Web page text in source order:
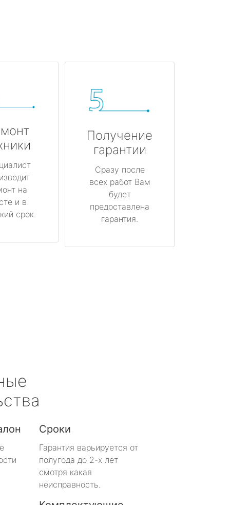
на
и в
срок.
Получение
гарантии
Сразу после
всех работ Вам
будет
предоставлена
гарантия.
Сроки
Гарантия варьируется от
полугода до 2-х лет
смотря какая
неисправность.